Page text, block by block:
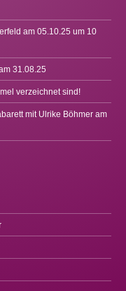
am 05.10.25 um 10
31.08.25
verzeichnet sind!
mit Ulrike Böhmer am